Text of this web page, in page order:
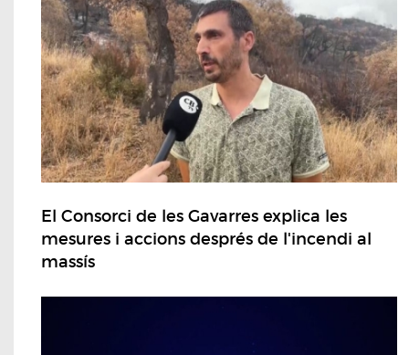
El Consorci de les Gavarres explica les
mesures i accions després de l'incendi al
massís